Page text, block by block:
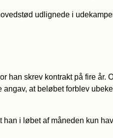
udlignede i
han skrev kontrakt på fire år.
at beløbet forblev
i løbet af måneden kun